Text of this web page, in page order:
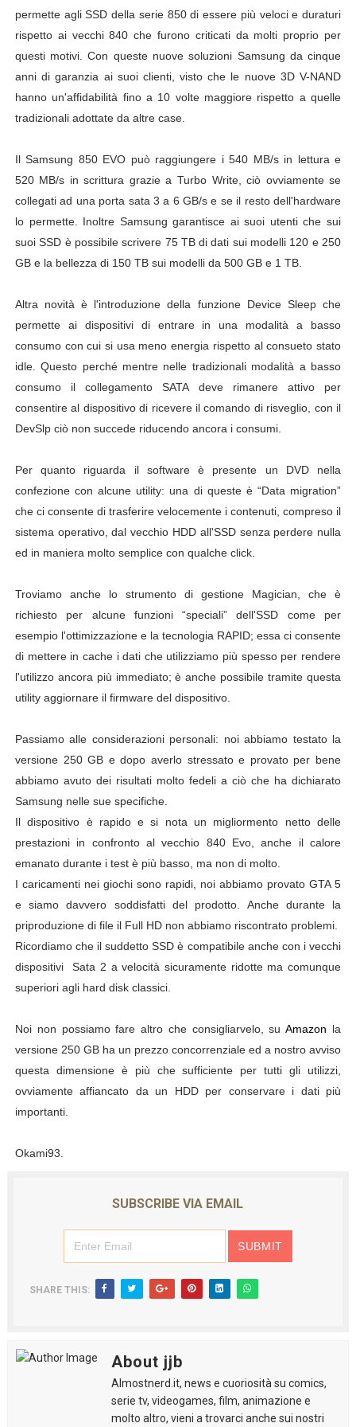
American Horror Story: Apocalypse, nuovo poster
Logan: arriva l'attesissimo nuovo trailer in italiano!
Recensione: Ritorno al Futuro - Storie mai narrate e
Ufficiale: Netflix alza i prezzi anche in Italia
permette agli SSD della serie 850 di essere più veloci e duraturi
rispetto ai vecchi 840 che furono criticati da molti proprio per
questi motivi. Con queste nuove soluzioni Samsung da cinque
anni di garanzia ai suoi clienti, visto che le nuove 3D V-NAND
hanno un'affidabilità fino a 10 volte maggiore rispetto a quelle
tradizionali adottate da altre case.
Il Samsung 850 EVO può raggiungere i 540 MB/s in lettura e
520 MB/s in scrittura grazie a Turbo Write, ciò ovviamente se
collegati ad una porta sata 3 a 6 GB/s e se il resto dell'hardware
lo permette. Inoltre Samsung garantisce ai suoi utenti che sui
suoi SSD è possibile scrivere 75 TB di dati sui modelli 120 e 250
GB e la bellezza di 150 TB sui modelli da 500 GB e 1 TB.
Altra novità è l'introduzione della funzione Device Sleep che
permette ai dispositivi di entrare in una modalità a basso
consumo con cui si usa meno energia rispetto al consueto stato
idle. Questo perché mentre nelle tradizionali modalità a basso
consumo il collegamento SATA deve rimanere attivo per
consentire al dispositivo di ricevere il comando di risveglio, con il
DevSlp ciò non succede riducendo ancora i consumi.
Per quanto riguarda il software è presente un DVD nella
confezione con alcune utility: una di queste è “Data migration”
che ci consente di trasferire velocemente i contenuti, compreso il
sistema operativo, dal vecchio HDD all'SSD senza perdere nulla
ed in maniera molto semplice con qualche click.
Troviamo anche lo strumento di gestione Magician, che è
richiesto per alcune funzioni “speciali” dell'SSD come per
esempio l'ottimizzazione e la tecnologia RAPID; essa ci consente
di mettere in cache i dati che utilizziamo più spesso per rendere
l'utilizzo ancora più immediato; è anche possibile tramite questa
utility aggiornare il firmware del dispositivo.
Passiamo alle considerazioni personali: noi abbiamo testato la
versione 250 GB e dopo averlo stressato e provato per bene
abbiamo avuto dei risultati molto fedeli a ciò che ha dichiarato
Samsung nelle sue specifiche.
Il dispositivo è rapido e si nota un migliormento netto delle
prestazioni in confronto al vecchio 840 Evo, anche il calore
emanato durante i test è più basso, ma non di molto.
I caricamenti nei giochi sono rapidi, noi abbiamo provato GTA 5
e siamo davvero soddisfatti del prodotto. Anche durante la
priproduzione di file il Full HD non abbiamo riscontrato problemi.
Ricordiamo che il suddetto SSD è compatibile anche con i vecchi
dispositivi Sata 2 a velocità sicuramente ridotte ma comunque
superiori agli hard disk classici.
Noi non possiamo fare altro che consigliarvelo, suAmazon la
versione 250 GB ha un prezzo concorrenziale ed a nostro avviso
questa dimensione è più che sufficiente per tutti gli utilizzi,
ovviamente affiancato da un HDD per conservare i dati più
importanti.
Okami93.
SUBSCRIBE VIA EMAIL
SHARE THIS:
About jjb
Almostnerd.it, news e cuoriosità su comics,
serie tv, videogames, film, animazione e
molto altro, vieni a trovarci anche sui nostri